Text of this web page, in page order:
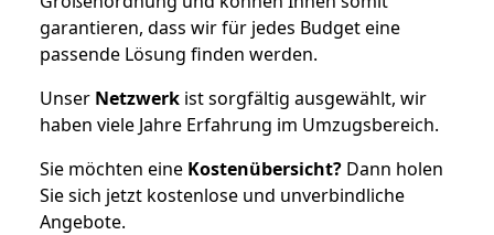
garantieren, dass wir für jedes Budget eine
passende Lösung finden werden.
Unser Netzwerk ist sorgfältig ausgewählt, wir
haben viele Jahre Erfahrung im Umzugsbereich.
Sie möchten eine Kostenübersicht? Dann holen
Sie sich jetzt kostenlose und unverbindliche
Angebote.